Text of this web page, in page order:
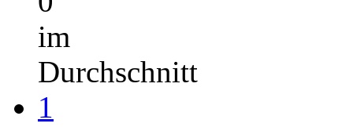
im
Durchschnitt
1